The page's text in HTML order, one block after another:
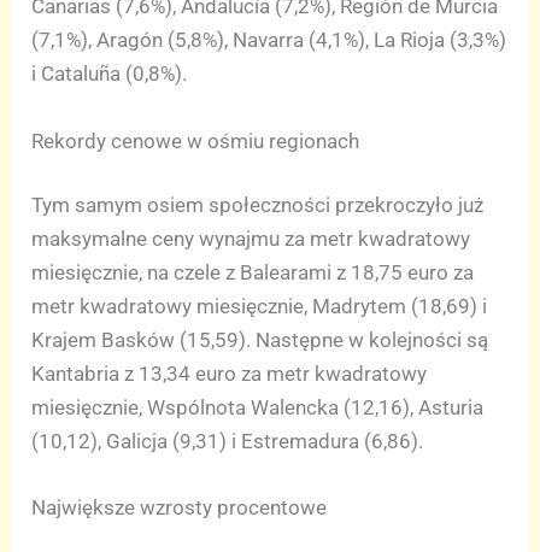
Canarias (7,6%), Andalucía (7,2%), Región de Murcia
(7,1%), Aragón (5,8%), Navarra (4,1%), La Rioja (3,3%)
i Cataluña (0,8%).
Rekordy cenowe w ośmiu regionach
Tym samym osiem społeczności przekroczyło już
maksymalne ceny wynajmu za metr kwadratowy
miesięcznie, na czele z Balearami z 18,75 euro za
metr kwadratowy miesięcznie, Madrytem (18,69) i
Krajem Basków (15,59). Następne w kolejności są
Kantabria z 13,34 euro za metr kwadratowy
miesięcznie, Wspólnota Walencka (12,16), Asturia
(10,12), Galicja (9,31) i Estremadura (6,86).
Największe wzrosty procentowe